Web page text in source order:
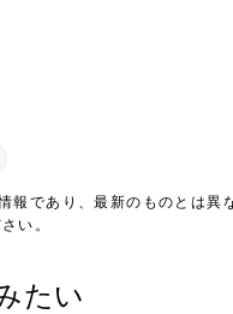
報であり、最新のものとは異
い。
たい